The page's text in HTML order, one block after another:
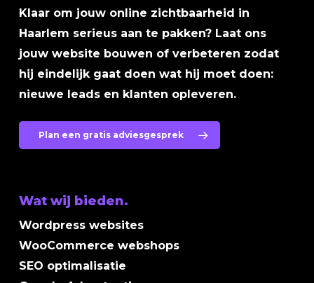
Klaar om jouw online zichtbaarheid in
Haarlem serieus aan te pakken? Laat ons
jouw website bouwen of verbeteren zodat
hij eindelijk gaat doen wat hij moet doen:
nieuwe leads en klanten opleveren.
Plan een gratis adviesgesprek
Wat wij bieden.
Wordpress websites
WooCommerce webshops
SEO optimalisatie